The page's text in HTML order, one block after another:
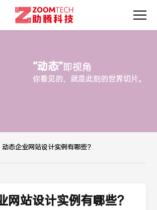
“动态”即视角
你看见的，就是此刻的世界切片。
动态企业网站设计实例有哪些？
网站设计实例有哪些？